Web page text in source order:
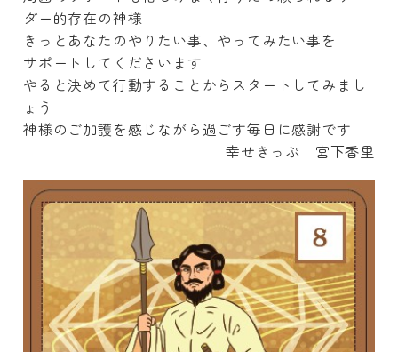
ダー的存在の神様
きっとあなたのやりたい事、やってみたい事を
サポートしてくださいます
やると決めて行動することからスタートしてみまし
ょう
神様のご加護を感じながら過ごす毎日に感謝です
幸せきっぷ 宮下香里